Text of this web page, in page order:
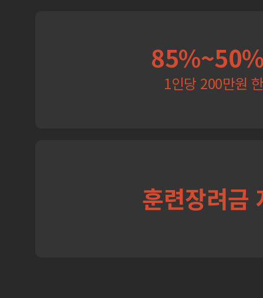
1인당 200만원
훈련장려금